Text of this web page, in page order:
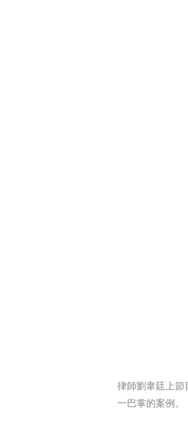
律師劉韋廷上
一巴掌的案例。